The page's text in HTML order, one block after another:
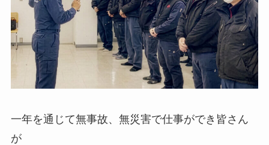
一年を通じて無事故、無災害で仕事ができ皆さん
が